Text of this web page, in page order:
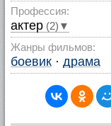
Профессия:
актер (2)▼
Жанры фильмов:
боевик · драма